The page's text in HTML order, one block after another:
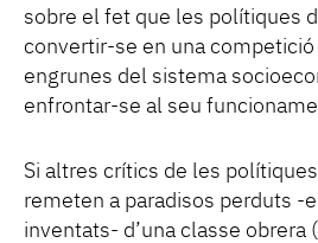
sobre el fet que les polítiques
convertir-se en una
engrunes del sistema
enfrontar-se al seu
Si altres crítics de les
remeten a paradisos perduts -
inventats- d’una classe obrera